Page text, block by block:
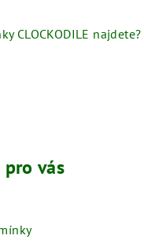
CLOCKODILE
vás